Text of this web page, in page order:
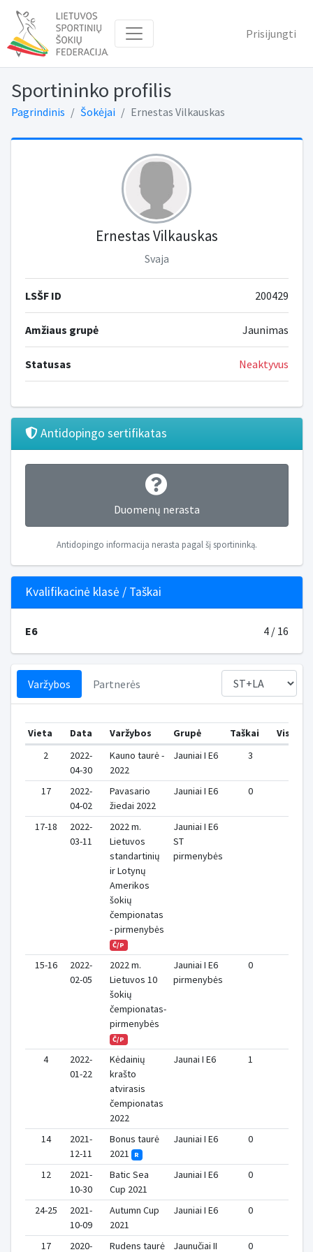
Prisijungti
Sportininko profilis
Pagrindinis Šokėjai Ernestas Vilkauskas
Ernestas Vilkauskas
Svaja
LSŠF ID 200429
Amžiaus grupė Jaunimas
Statusas Neaktyvus
Antidopingo sertifikatas
Duomenų nerasta
Antidopingo informacija nerasta pagal šį sportininką.
Kvalifikacinė klasė / Taškai
E6 4 / 16
Varžybos Partnerės
Vieta Data Varžybos Grupė Taškai
Viso
2
2022-
04-30
Kauno taurė -
2022
Jauniai I E6 3
17
2022-
04-02
Pavasario
žiedai 2022
Jauniai I E6 0
17-18
2022-
03-11
2022 m.
Lietuvos
standartinių
ir Lotynų
Amerikos
šokių
čempionatas
- pirmenybės
Č/P
Jauniai I E6
ST
pirmenybės
15-16
2022-
02-05
2022 m.
Lietuvos 10
šokių
čempionatas-
pirmenybės
Č/P
Jauniai I E6
pirmenybės
0
4
2022-
01-22
Kėdainių
krašto
atvirasis
čempionatas
2022
Jaunai I E6 1
14
2021-
12-11
Bonus taurė
2021 R
Jauniai I E6 0
12
2021-
10-30
Batic Sea
Cup 2021
Jauniai I E6 0
24-25
2021-
10-09
Autumn Cup
2021
Jauniai I E6 0
17 2020- Rudens taurė Jaunučiai II 0